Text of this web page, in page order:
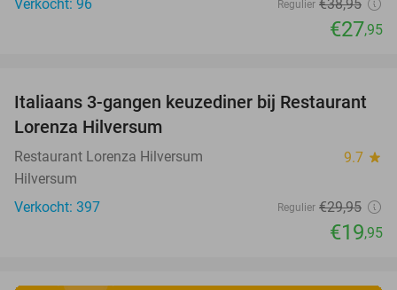
Verkocht: 96
Regulier €38,95
€27,95
33%
Italiaans 3-gangen keuzediner bij Restaurant
Lorenza Hilversum
Restaurant Lorenza Hilversum 9.7 star
Hilversum
Verkocht: 397
Regulier €29,95
€19,95